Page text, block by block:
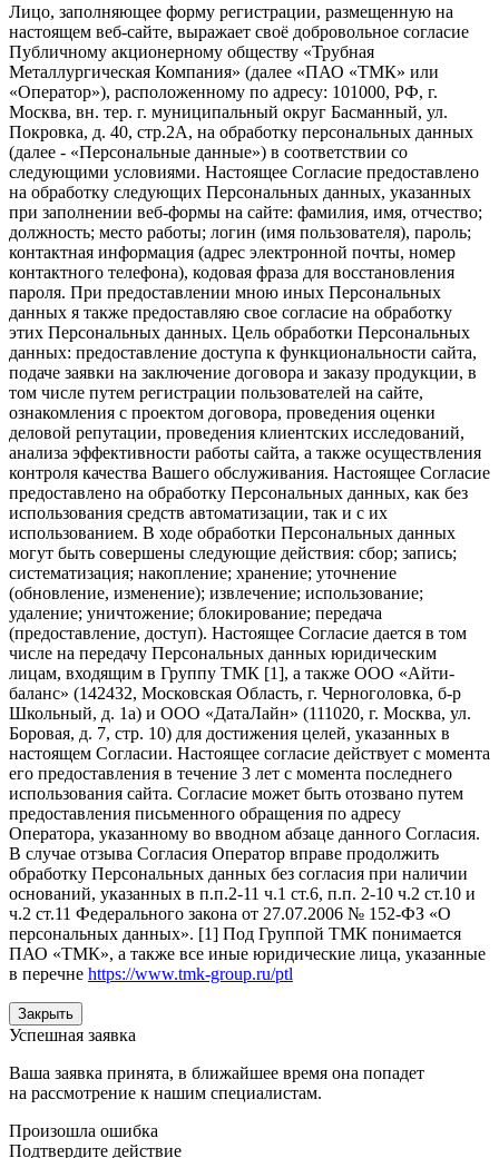
Лицо, заполняющее форму регистрации, размещенную на
настоящем веб-сайте, выражает своё добровольное согласие
Публичному акционерному обществу «Трубная
Металлургическая Компания» (далее «ПАО «ТМК» или
«Оператор»), расположенному по адресу: 101000, РФ, г.
Москва, вн. тер. г. муниципальный округ Басманный, ул.
Покровка, д. 40, стр.2А, на обработку персональных данных
(далее - «Персональные данные») в соответствии со
следующими условиями. Настоящее Согласие предоставлено
на обработку следующих Персональных данных, указанных
при заполнении веб-формы на сайте: фамилия, имя, отчество;
должность; место работы; логин (имя пользователя), пароль;
контактная информация (адрес электронной почты, номер
контактного телефона), кодовая фраза для восстановления
пароля. При предоставлении мною иных Персональных
данных я также предоставляю свое согласие на обработку
этих Персональных данных. Цель обработки Персональных
данных: предоставление доступа к функциональности сайта,
подаче заявки на заключение договора и заказу продукции, в
том числе путем регистрации пользователей на сайте,
ознакомления с проектом договора, проведения оценки
деловой репутации, проведения клиентских исследований,
анализа эффективности работы сайта, а также осуществления
контроля качества Вашего обслуживания. Настоящее Согласие
предоставлено на обработку Персональных данных, как без
использования средств автоматизации, так и с их
использованием. В ходе обработки Персональных данных
могут быть совершены следующие действия: сбор; запись;
систематизация; накопление; хранение; уточнение
(обновление, изменение); извлечение; использование;
удаление; уничтожение; блокирование; передача
(предоставление, доступ). Настоящее Согласие дается в том
числе на передачу Персональных данных юридическим
лицам, входящим в Группу ТМК [1], а также ООО «Айти-
баланс» (142432, Московская Область, г. Черноголовка, б-р
Школьный, д. 1а) и ООО «ДатаЛайн» (111020, г. Москва, ул.
Боровая, д. 7, стр. 10) для достижения целей, указанных в
настоящем Согласии. Настоящее согласие действует с момента
его предоставления в течение 3 лет с момента последнего
использования сайта. Согласие может быть отозвано путем
предоставления письменного обращения по адресу
Оператора, указанному во вводном абзаце данного Согласия.
В случае отзыва Согласия Оператор вправе продолжить
обработку Персональных данных без согласия при наличии
оснований, указанных в п.п.2-11 ч.1 ст.6, п.п. 2-10 ч.2 ст.10 и
ч.2 ст.11 Федерального закона от 27.07.2006 № 152-ФЗ «О
персональных данных». [1] Под Группой ТМК понимается
ПАО «ТМК», а также все иные юридические лица, указанные
в перечне https://www.tmk-group.ru/ptl
Закрыть
Успешная заявка
Ваша заявка принята, в ближайшее время она попадет
на рассмотрение к нашим специалистам.
Произошла ошибка
Подтвердите действие